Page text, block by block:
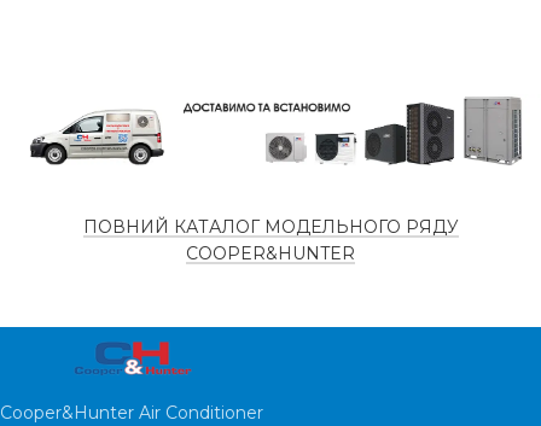
ПОВНИЙ КАТАЛОГ МОДЕЛЬНОГО РЯДУ
COOPER&HUNTER
Cooper&Hunter Air Conditioner